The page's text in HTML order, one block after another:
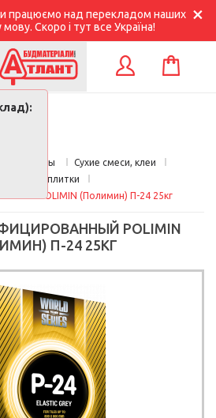
працюємо над перекладом наших
мову. Скоро і тут все Україна!
КОРЗИНА
Сухие смеси, клеи
Клеи для плитки
POLIMIN (Полимин) П-24 25кг
POLIMIN
П-24 25КГ